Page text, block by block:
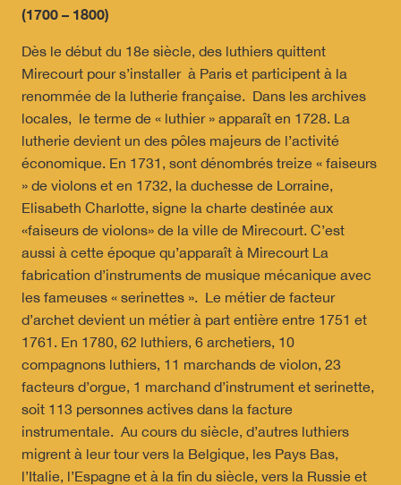
(1700 – 1800)
Dès le début du 18e siècle, des luthiers quittent
Mirecourt pour s’installer à Paris et participent à la
renommée de la lutherie française. Dans les archives
locales, le terme de « luthier » apparaît en 1728. La
lutherie devient un des pôles majeurs de l’activité
économique. En 1731, sont dénombrés treize « faiseurs
» de violons et en 1732, la duchesse de Lorraine,
Elisabeth Charlotte, signe la charte destinée aux
«faiseurs de violons» de la ville de Mirecourt. C’est
aussi à cette époque qu’apparaît à Mirecourt La
fabrication d’instruments de musique mécanique avec
les fameuses « serinettes ». Le métier de facteur
d’archet devient un métier à part entière entre 1751 et
1761. En 1780, 62 luthiers, 6 archetiers, 10
compagnons luthiers, 11 marchands de violon, 23
facteurs d’orgue, 1 marchand d’instrument et serinette,
soit 113 personnes actives dans la facture
instrumentale. Au cours du siècle, d’autres luthiers
migrent à leur tour vers la Belgique, les Pays Bas,
l’Italie, l’Espagne et à la fin du siècle, vers la Russie et